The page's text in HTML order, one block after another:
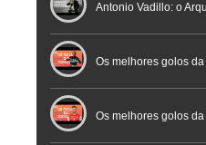
profissional em
Futebol
Antonio Vadillo: o
Futsal | Documentário
Os melhores golos
Os melhores golos